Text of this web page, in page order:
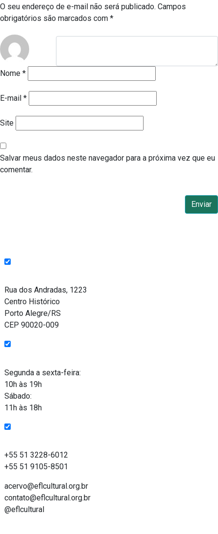
O seu endereço de e-mail não será publicado. Campos
obrigatórios são marcados com *
Nome *
E-mail *
Site
Salvar meus dados neste navegador para a próxima vez que eu
comentar.
Rua dos Andradas, 1223
Centro Histórico
Porto Alegre/RS
CEP 90020-009
Segunda a sexta-feira:
10h às 19h
Sábado:
11h às 18h
+55 51 3228-6012
+55 51 9105-8501
acervo@eflcultural.org.br
contato@eflcultural.org.br
@eflcultural